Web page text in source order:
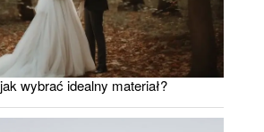
wybrać idealny materiał?